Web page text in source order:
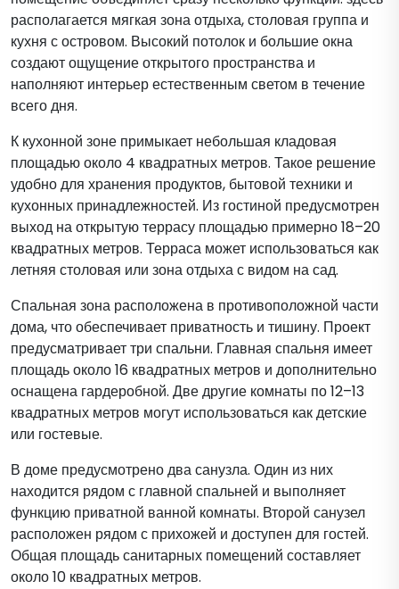
располагается мягкая зона отдыха, столовая группа и
кухня с островом. Высокий потолок и большие окна
создают ощущение открытого пространства и
наполняют интерьер естественным светом в течение
всего дня.
К кухонной зоне примыкает небольшая кладовая
площадью около 4 квадратных метров. Такое решение
удобно для хранения продуктов, бытовой техники и
кухонных принадлежностей. Из гостиной предусмотрен
выход на открытую террасу площадью примерно 18–20
квадратных метров. Терраса может использоваться как
летняя столовая или зона отдыха с видом на сад.
Спальная зона расположена в противоположной части
дома, что обеспечивает приватность и тишину. Проект
предусматривает три спальни. Главная спальня имеет
площадь около 16 квадратных метров и дополнительно
оснащена гардеробной. Две другие комнаты по 12–13
квадратных метров могут использоваться как детские
или гостевые.
В доме предусмотрено два санузла. Один из них
находится рядом с главной спальней и выполняет
функцию приватной ванной комнаты. Второй санузел
расположен рядом с прихожей и доступен для гостей.
Общая площадь санитарных помещений составляет
около 10 квадратных метров.